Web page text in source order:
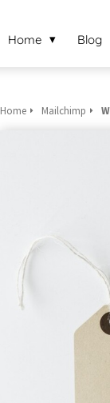
Home Blog
Home Mailchimp